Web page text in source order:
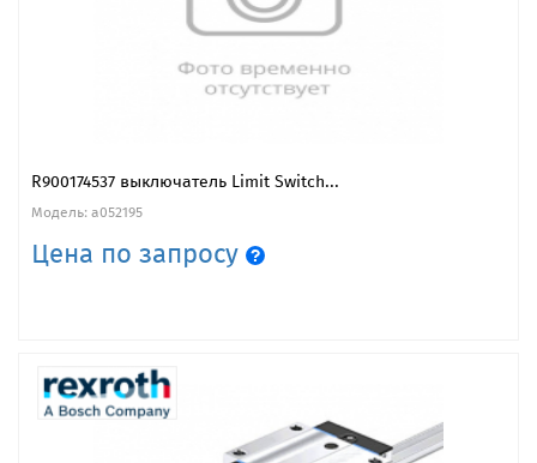
R900174537 выключатель Limit Switch...
Модель: a052195
Цена по запросу